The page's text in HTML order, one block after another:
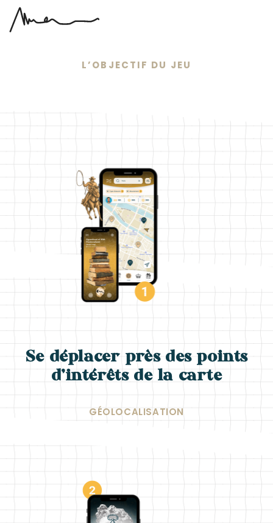
L’OBJECTIF DU JEU
Se déplacer près des points
d’intérêts de la carte
GÉOLOCALISATION